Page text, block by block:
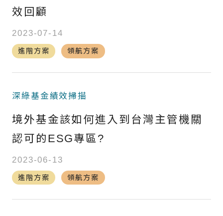
效回顧
2023-07-14
進階方案 領航方案
深綠基金績效掃描
境外基金該如何進入到台灣主管機關
認可的ESG專區?
2023-06-13
進階方案 領航方案